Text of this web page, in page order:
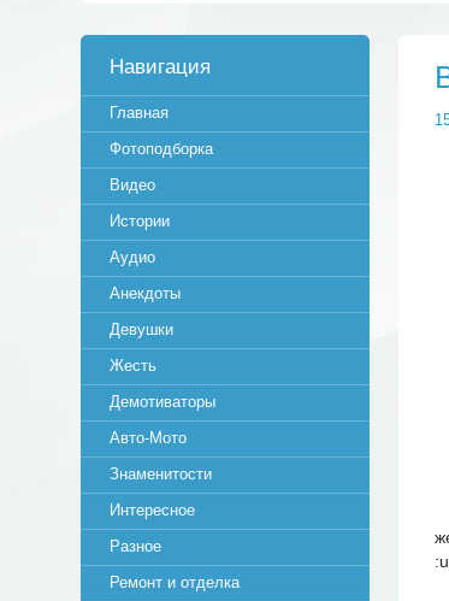
Навигация
Главная
Фотоподборка
Видео
Истории
Аудио
Анекдоты
Девушки
Жесть
Демотиваторы
Авто-Мото
Знаменитости
Интересное
Разное
Ремонт и отделка